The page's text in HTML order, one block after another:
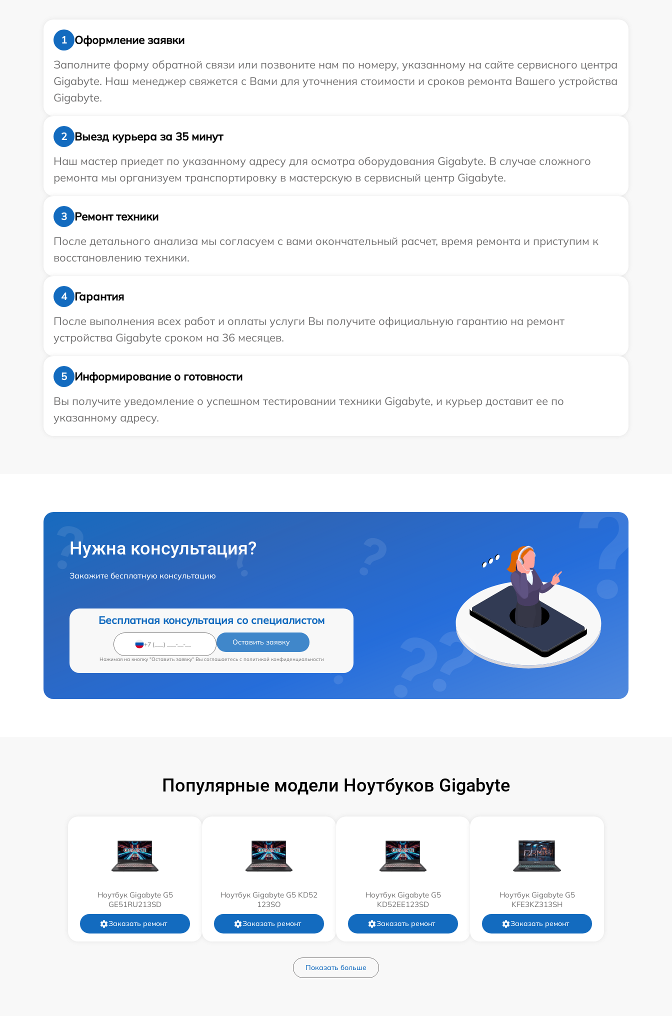
1
Оформление заявки
Заполните форму обратной связи или позвоните нам по номеру, указанному на сайте сервисного центра
Gigabyte. Наш менеджер свяжется с Вами для уточнения стоимости и сроков ремонта Вашего устройства
Gigabyte.
2
Выезд курьера за 35 минут
Наш мастер приедет по указанному адресу для осмотра оборудования Gigabyte. В случае сложного
ремонта мы организуем транспортировку в мастерскую в сервисный центр Gigabyte.
3
Ремонт техники
После детального анализа мы согласуем с вами окончательный расчет, время ремонта и приступим к
восстановлению техники.
4
Гарантия
После выполнения всех работ и оплаты услуги Вы получите официальную гарантию на ремонт
устройства Gigabyte сроком на 36 месяцев.
5
Информирование о готовности
Вы получите уведомление о успешном тестировании техники Gigabyte, и курьер доставит ее по
указанному адресу.
Нужна консультация?
Закажите бесплатную консультацию
Бесплатная консультация со специалистом
Оставить заявку
Нажимая на кнопку "Оставить заявку" Вы соглашаетесь c политикой конфиденциальности
Популярные модели Ноутбуков Gigabyte
Ноутбук Gigabyte G5
GE51RU213SD
Заказать ремонт
Ноутбук Gigabyte G5 KD52
123SO
Заказать ремонт
Ноутбук Gigabyte G5
KD52EE123SD
Заказать ремонт
Ноутбук Gigabyte G5
KFE3KZ313SH
Заказать ремонт
Показать больше